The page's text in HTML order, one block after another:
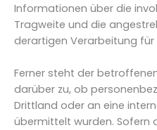
Informationen über die
Tragweite und die
derartigen Verarbeitung
Ferner steht der
darüber zu, ob
Drittland oder an eine
übermittelt wurden. Sofern